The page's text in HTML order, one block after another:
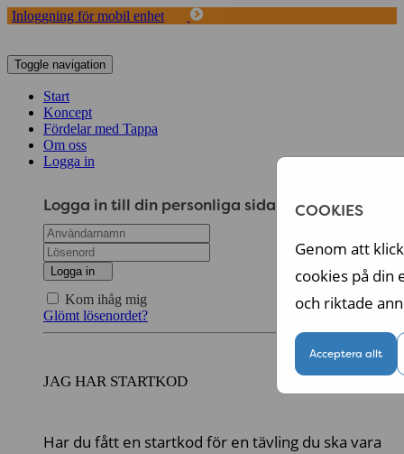
Inloggning för mobil enhet
Toggle navigation
Start
Koncept
Fördelar med Tappa
Om oss
Logga in
Logga in till din personliga sida
Logga in
Kom ihåg mig
Glömt lösenordet?
JAG HAR STARTKOD
Har du fått en startkod för en tävling du ska vara
COOKIES
Genom att
cookies på din
och riktade
Acceptera allt